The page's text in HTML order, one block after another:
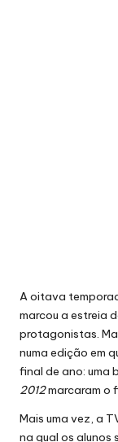
A oitava
marcou a estreia
protagonistas.
numa edição em
final de ano: uma
2012marcaram o
Mais uma vez, a
na qual os alunos